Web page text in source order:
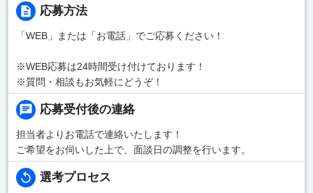
応募方法
「WEB」または「お電話」でご応募ください！
※WEB応募は24時間受け付けております！
※質問・相談もお気軽にどうぞ！
応募受付後の連絡
担当者よりお電話で連絡いたします！
ご希望をお伺いした上で、面談日の調整を行います。
選考プロセス